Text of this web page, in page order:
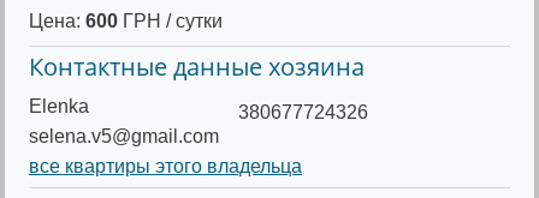
Цена: 600 ГРН / сутки
Контактные данные хозяина
Elenka
selena.v5@gmail.com
380677724326
все квартиры этого владельца